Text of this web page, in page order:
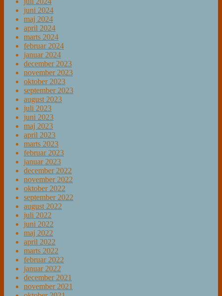
juni 2024
maj 2024
april 2024
marts 2024
februar 2024
januar 2024
december 2023
november 2023
oktober 2023
september 2023
august 2023
juli 2023
juni 2023
maj 2023
april 2023
marts 2023
februar 2023
januar 2023
december 2022
november 2022
oktober 2022
september 2022
august 2022
juli 2022
juni 2022
maj 2022
april 2022
marts 2022
februar 2022
januar 2022
december 2021
november 2021